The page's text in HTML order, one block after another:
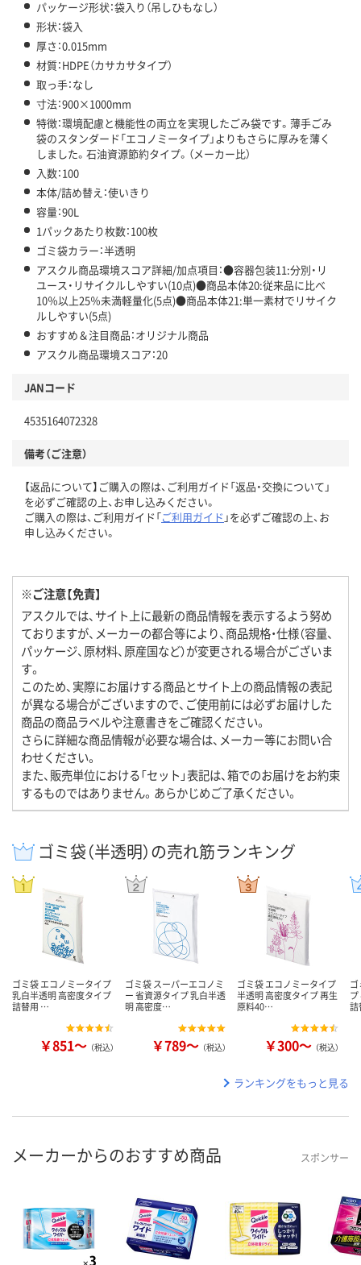
パッケージ形状：袋入り（吊しひもなし）
形状：袋入
厚さ：0.015mm
材質：HDPE（カサカサタイプ）
取っ手：なし
寸法：900×1000mm
特徴：環境配慮と機能性の両立を実現したごみ袋です。薄手ごみ
袋のスタンダード「エコノミータイプ」よりもさらに厚みを薄く
しました。石油資源節約タイプ。（メーカー比）
入数：100
本体/詰め替え：使いきり
容量：90L
1パックあたり枚数：100枚
ゴミ袋カラー：半透明
アスクル商品環境スコア詳細/加点項目：●容器包装11:分別・リ
ユース・リサイクルしやすい(10点)●商品本体20:従来品に比べ
10％以上25％未満軽量化(5点)●商品本体21:単一素材でリサイク
ルしやすい(5点)
おすすめ＆注目商品：オリジナル商品
アスクル商品環境スコア：20
JANコード
4535164072328
備考（ご注意）
【返品について】ご購入の際は、ご利用ガイド「返品・交換について」
を必ずご確認の上、お申し込みください。
ご購入の際は、ご利用ガイド「ご利用ガイド 」を必ずご確認の上、お
申し込みください。
※ご注意【免責】
アスクルでは、サイト上に最新の商品情報を表示するよう努め
ておりますが、メーカーの都合等により、商品規格・仕様（容量、
パッケージ、原材料、原産国など）が変更される場合がございま
す。
このため、実際にお届けする商品とサイト上の商品情報の表記
が異なる場合がございますので、ご使用前には必ずお届けした
商品の商品ラベルや注意書きをご確認ください。
さらに詳細な商品情報が必要な場合は、メーカー等にお問い合
わせください。
また、販売単位における「セット」表記は、箱でのお届けをお約束
するものではありません。あらかじめご了承ください。
ゴミ袋（半透明）の売れ筋ランキング
ゴミ袋 エコノミータイプ
乳白半透明 高密度タイプ
詰替用 …
￥851～ （税込）
ゴミ袋 スーパーエコノミ
ー 省資源タイプ 乳白半透
明 高密度…
￥789～ （税込）
ゴミ袋 エコノミータイプ
半透明 高密度タイプ 再生
原料40…
￥300～ （税込）
ランキングをもっと見る
メーカーからのおすすめ商品 スポンサー